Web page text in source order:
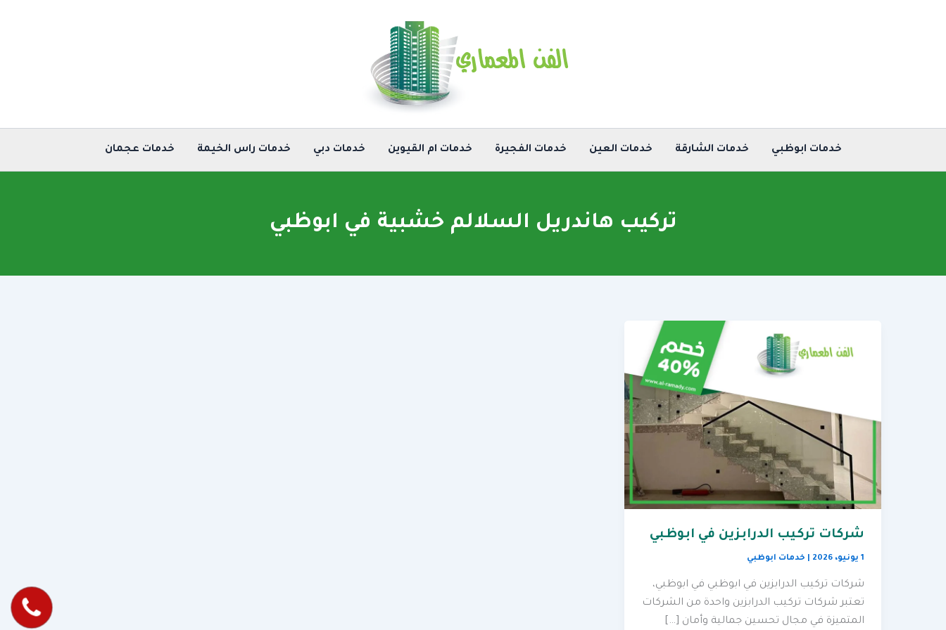
خدمات ابوظبي خدمات الشارقة خدمات العين خدمات الفجيرة خدمات ام القيوين خدمات دبي خدمات راس الخيمة خدمات عجمان
تركيب هاندريل السلالم خشبية في ابوظبي
شركات تركيب الدرابزين في ابوظبي
1 يونيو، 2026 خدمات ابوظبي
شركات تركيب الدرابزين في ابوظبي في ابوظبي،
تعتبر شركات تركيب الدرابزين واحدة من الشركات
المتميزة في مجال تحسين جمالية وأمان […]